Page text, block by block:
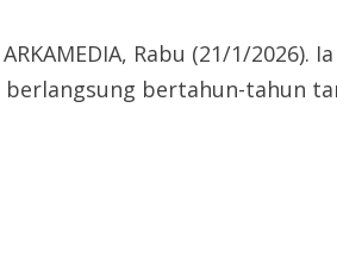
Rabu (21/1/2026).
bertahun-tahun